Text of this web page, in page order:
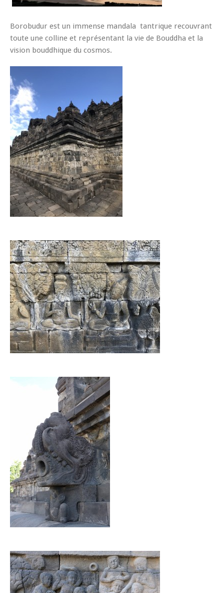
Borobudur est un immense mandala tantrique recouvrant
toute une colline et représentant la vie de Bouddha et la
vision bouddhique du cosmos.